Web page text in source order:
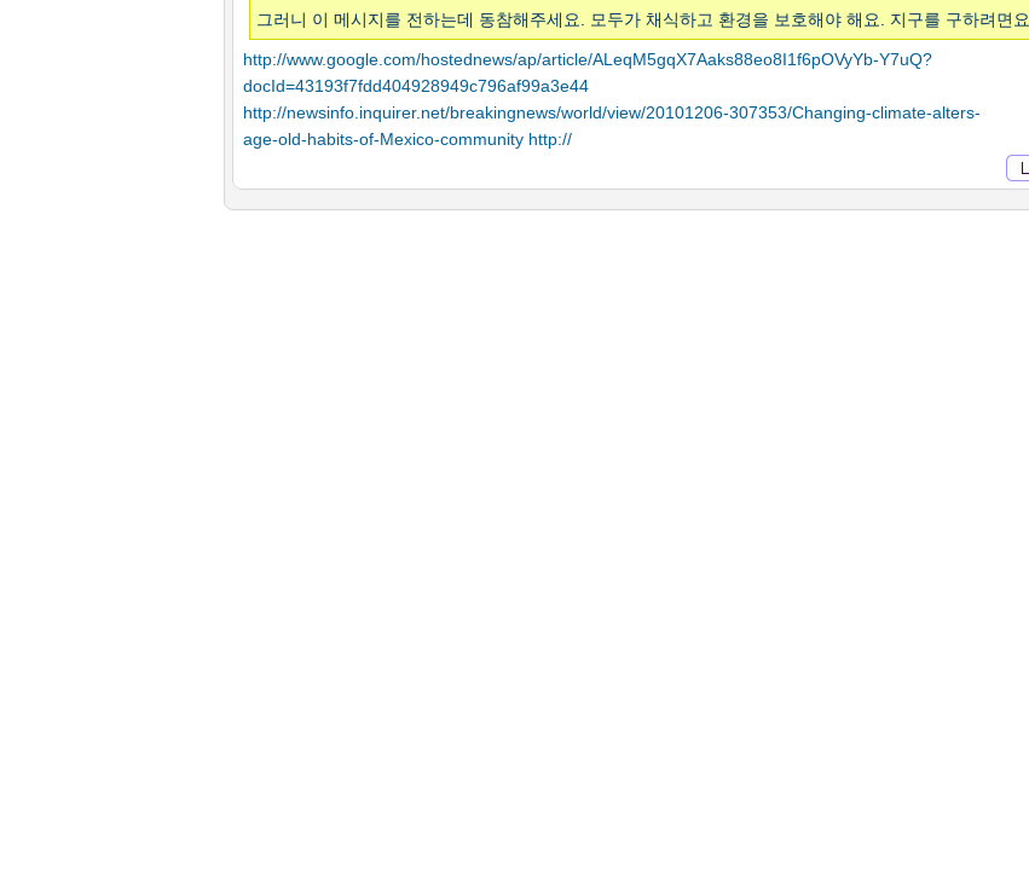
그러니 이 메시지를 전하는데 동참해주세요. 모두가 채식하고 환경을 보호해야 해요. 지구를 구하려면요.
http://www.google.com/hostednews/ap/article/ALeqM5gqX7Aaks88eo8I1f6pOVyYb-Y7uQ?
docId=43193f7fdd404928949c796af99a3e44
http://newsinfo.inquirer.net/breakingnews/world/view/20101206-307353/Changing-climate-alters-
age-old-habits-of-Mexico-community http://